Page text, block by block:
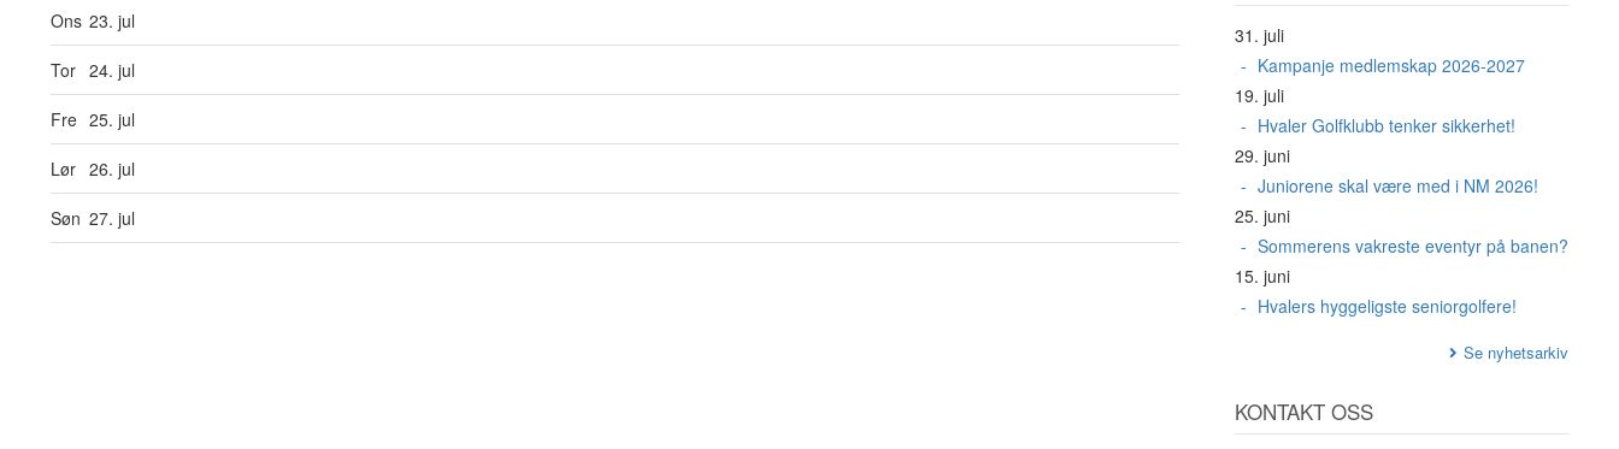
Ons 23. jul
Tor 24. jul
Fre 25. jul
Lør 26. jul
Søn 27. jul
31. juli
Kampanje medlemskap 2026-2027
19. juli
Hvaler Golfklubb tenker sikkerhet!
29. juni
Juniorene skal være med i NM 2026!
25. juni
Sommerens vakreste eventyr på banen?
15. juni
Hvalers hyggeligste seniorgolfere!
Se nyhetsarkiv
KONTAKT OSS